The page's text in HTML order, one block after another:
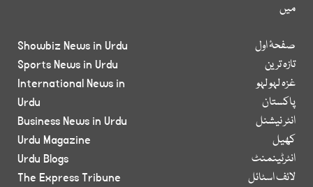
میں
صفحۂ اول
تازہ ترین
غزہ لہو لہو
پاکستان
انٹر نیشنل
کھیل
انٹرٹینمنٹ
لائف اسٹائل
Showbiz News in Urdu
Sports News in Urdu
International News in
Urdu
Business News in Urdu
Urdu Magazine
Urdu Blogs
The Express Tribune